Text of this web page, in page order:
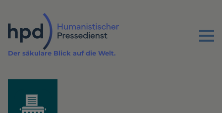
Inhalt
Menu
Der säkulare Blick auf die Welt.